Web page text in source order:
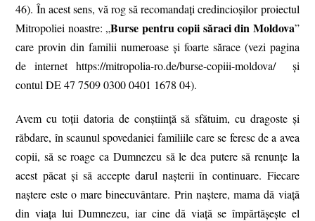
46). În acest sens, vă rog să recomandați credincioșilor proiectul
Mitropoliei noastre: „Burse pentru copii săraci din Moldova”
care provin din familii numeroase și foarte sărace (vezi pagina
de internet https://mitropolia-ro.de/burse-copiii-moldova/ și
contul DE 47 7509 0300 0401 1678 04).
Avem cu toții datoria de conștiință să sfătuim, cu dragoste și
răbdare, în scaunul spovedaniei familiile care se feresc de a avea
copii, să se roage ca Dumnezeu să le dea putere să renunțe la
acest păcat și să accepte darul nașterii în continuare. Fiecare
naștere este o mare binecuvântare. Prin naștere, mama dă viață
din viața lui Dumnezeu, iar cine dă viață se împărtășește el